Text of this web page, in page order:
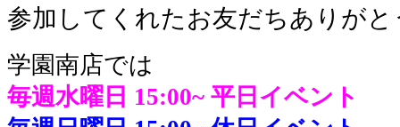
参加してくれたお友だちありが
学園南店では
毎週水曜日 15:00~ 平日イベント